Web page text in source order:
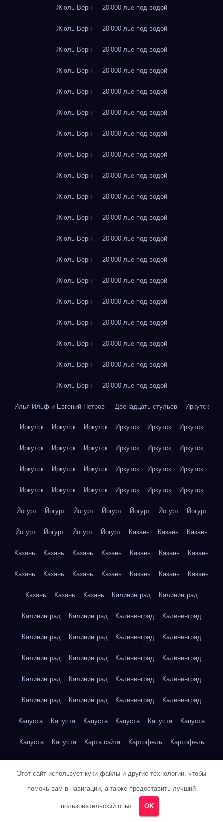
Жюль Верн — 20 000 лье под водой
Жюль Верн — 20 000 лье под водой
Жюль Верн — 20 000 лье под водой
Жюль Верн — 20 000 лье под водой
Жюль Верн — 20 000 лье под водой
Жюль Верн — 20 000 лье под водой
Жюль Верн — 20 000 лье под водой
Жюль Верн — 20 000 лье под водой
Жюль Верн — 20 000 лье под водой
Жюль Верн — 20 000 лье под водой
Жюль Верн — 20 000 лье под водой
Жюль Верн — 20 000 лье под водой
Жюль Верн — 20 000 лье под водой
Жюль Верн — 20 000 лье под водой
Жюль Верн — 20 000 лье под водой
Жюль Верн — 20 000 лье под водой
Жюль Верн — 20 000 лье под водой
Жюль Верн — 20 000 лье под водой
Жюль Верн — 20 000 лье под водой
Илья Ильф и Евгений Петров — Двенадцать стульев Иркутск
Иркутск Иркутск Иркутск Иркутск Иркутск Иркутск
Иркутск Иркутск Иркутск Иркутск Иркутск Иркутск
Иркутск Иркутск Иркутск Иркутск Иркутск Иркутск
Иркутск Иркутск Иркутск Иркутск Иркутск Иркутск
Йогурт Йогурт Йогурт Йогурт Йогурт Йогурт Йогурт
Йогурт Йогурт Йогурт Йогурт Казань Казань Казань
Казань Казань Казань Казань Казань Казань Казань
Казань Казань Казань Казань Казань Казань Казань
Казань Казань Казань Калининград Калининград
Калининград Калининград Калининград Калининград
Калининград Калининград Калининград Калининград
Калининград Калининград Калининград Калининград
Калининград Калининград Калининград Калининград
Калининград Калининград Калининград Калининград
Капуста Капуста Капуста Капуста Капуста Капуста
Капуста Капуста Карта сайта Картофель Картофель
Кейптаун
Кейптаун Кейптаун Кейптаун
Этот сайт использует куки-файлы и другие технологии, чтобы
помочь вам в навигации, а также предоставить лучший
пользовательский опыт. OK